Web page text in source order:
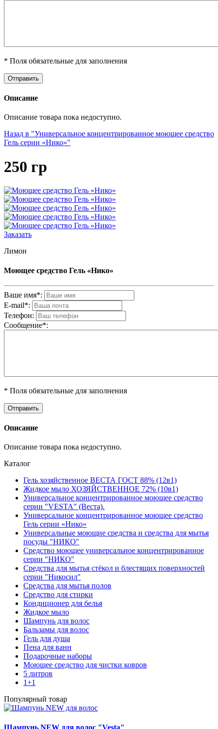
* Поля обязательные для заполнения
Описание
Описание товара пока недоступно.
Назад в "Универсальное концентрированное моющее средство
Гель серии «Нико»"
250 гр
Заказать
Лимон
Моющее средство Гель «Нико»
Ваше имя*:
E-mail*:
Телефон:
Cообщениe*:
* Поля обязательные для заполнения
Описание
Описание товара пока недоступно.
Каталог
Гель хозяйственное ВЕСТА ГОСТ 88% (12в1)
Жидкое мыло ХОЗЯЙСТВЕННОЕ 72% (10в1)
Универсальное концентрированное моющее средство
серии "VESTA" (Веста).
Универсальное концентрированное моющее средство
Гель серии «Нико»
Универсальные моющие средства и средства для мытья
посуды "НИКО"
Средство моющее универсальное концентрированное
серии "НИКО"
Средства для мытья стёкол и блестящих поверхностей
серии "Никосил"
Средства для мытья полов
Средство для стирки
Кондиционер для белья
Жидкое мыло
Шампунь для волос
Бальзамы для волос
Гель для душа
Пена для ванн
Подарочные наборы
Моющее средство для чистки ковров
5 литров
1+1
Популярный товар
Шампунь NEW для волос "Vesta"